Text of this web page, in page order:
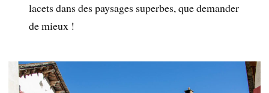
lacets dans des paysages superbes, que demander
de mieux !